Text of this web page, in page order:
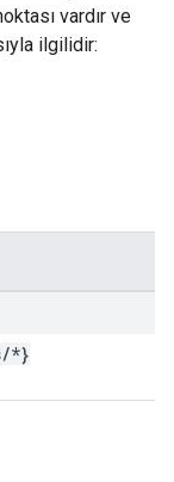
vardır ve
ilgilidir:
/*}